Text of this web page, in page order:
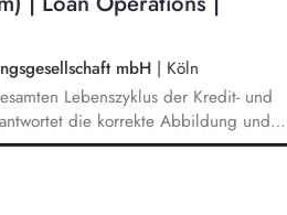
mbH | Köln
Lebenszyklus der Kredit- und
die korrekte Abbildung und
umfasst unter anderem die Führung
Zins- und
Als Partner